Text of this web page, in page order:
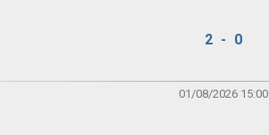
2 - 0
01/08/2026 15:00